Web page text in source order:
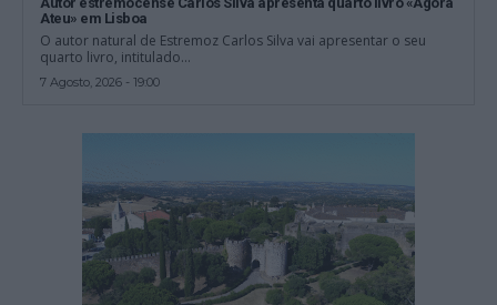
Ateu» em Lisboa
O autor natural de Estremoz Carlos Silva vai apresentar o seu
quarto livro, intitulado...
7 Agosto, 2026 - 19:00